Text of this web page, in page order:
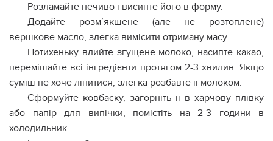
Розламайте печиво і висипте його в форму.
Додайте розм’якшене (але не розтоплене)
вершкове масло, злегка вимісити отриману масу.
Потихеньку влийте згущене молоко, насипте какао,
перемішайте всі інгредієнти протягом 2-3 хвилин. Якщо
суміш не хоче ліпитися, злегка розбавте її молоком.
Сформуйте ковбаску, загорніть її в харчову плівку
або папір для випічки, помістіть на 2-3 години в
холодильник.